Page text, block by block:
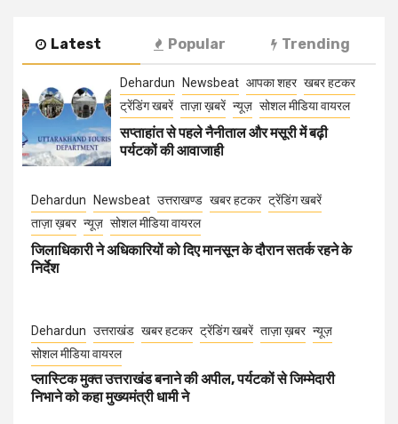
Latest Popular Trending
Dehardun Newsbeat आपका शहर खबर हटकर
ट्रेंडिंग खबरें ताज़ा ख़बरें न्यूज़ सोशल मीडिया वायरल
सप्ताहांत से पहले नैनीताल और मसूरी में बढ़ी
पर्यटकों की आवाजाही
Dehardun Newsbeat उत्तराखण्ड खबर हटकर ट्रेंडिंग खबरें
ताज़ा ख़बर न्यूज़ सोशल मीडिया वायरल
जिलाधिकारी ने अधिकारियों को दिए मानसून के दौरान सतर्क रहने के
निर्देश
Dehardun उत्तराखंड खबर हटकर ट्रेंडिंग खबरें ताज़ा ख़बर न्यूज़
सोशल मीडिया वायरल
प्लास्टिक मुक्त उत्तराखंड बनाने की अपील, पर्यटकों से जिम्मेदारी
निभाने को कहा मुख्यमंत्री धामी ने